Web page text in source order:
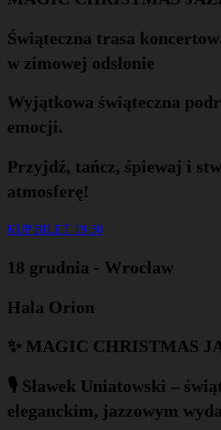
Świąteczna trasa
w zimowej odsłonie
Wyjątkowa świąteczna
emocji.
Przyjdź, tańcz, śpiewaj i
atmosferę!
KUP BILET 19:30
18 grudnia - Wrocław
Hala Orion
✨ MAGIC CHRISTMAS
🎙️ Sławek Uniatowski –
eleganckim, jazzowym